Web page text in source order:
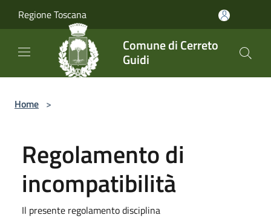
Regione Toscana
Comune di Cerreto
Guidi
Home >
Regolamento di
incompatibilità
Il presente regolamento disciplina